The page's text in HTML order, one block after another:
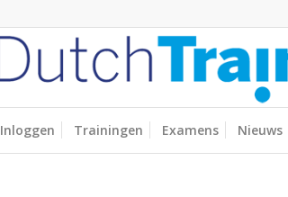
Inloggen Trainingen Examens Nieuws